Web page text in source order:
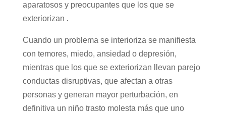
aparatosos y preocupantes que los que se
exteriorizan .
Cuando un problema se interioriza se manifiesta
con temores, miedo, ansiedad o depresión,
mientras que los que se exteriorizan llevan parejo
conductas disruptivas, que afectan a otras
personas y generan mayor perturbación, en
definitiva un niño trasto molesta más que uno